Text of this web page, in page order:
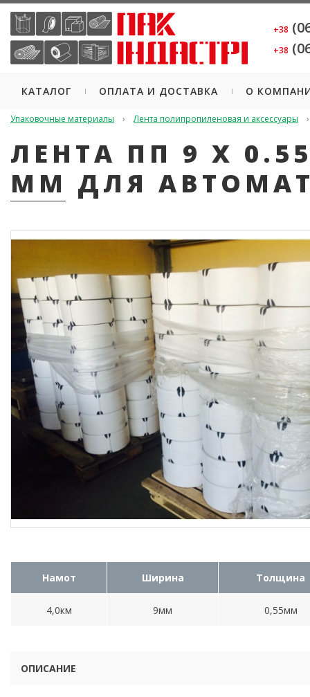
+38
+38
КАТАЛОГ ОПЛАТА И ДОСТАВКА О
Упаковочные материалы Лента полипропиленовая и аксессуары
ЛЕНТА ПП 9 Х
ММ ДЛЯ
Намот Ширина Толщина
4,0км 9мм 0,55мм
ОПИСАНИЕ